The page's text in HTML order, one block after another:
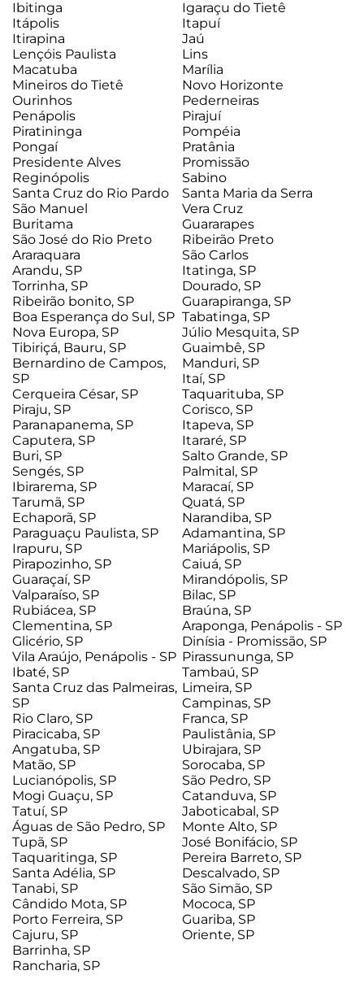
Ibitinga
Igaraçu do Tietê
Itápolis
Itapuí
Itirapina
Jaú
Lençóis Paulista
Lins
Macatuba
Marília
Mineiros do Tietê
Novo Horizonte
Ourinhos
Pederneiras
Penápolis
Pirajuí
Piratininga
Pompéia
Pongaí
Pratânia
Presidente Alves
Promissão
Reginópolis
Sabino
Santa Cruz do Rio Pardo
Santa Maria da Serra
São Manuel
Vera Cruz
Buritama
Guararapes
São José do Rio Preto
Ribeirão Preto
Araraquara
São Carlos
Arandu, SP
Itatinga, SP
Torrinha, SP
Dourado, SP
Ribeirão bonito, SP
Guarapiranga, SP
Boa Esperança do Sul, SP Tabatinga, SP
Nova Europa, SP
Júlio Mesquita, SP
Tibiriçá, Bauru, SP
Guaimbê, SP
Bernardino de Campos,
SP
Manduri, SP
Cerqueira César, SP
Itaí, SP
Piraju, SP
Taquarituba, SP
Paranapanema, SP
Corisco, SP
Caputera, SP
Itapeva, SP
Buri, SP
Itararé, SP
Sengés, SP
Salto Grande, SP
Ibirarema, SP
Palmital, SP
Tarumã, SP
Maracaí, SP
Echaporã, SP
Quatá, SP
Paraguaçu Paulista, SP
Narandiba, SP
Irapuru, SP
Adamantina, SP
Pirapozinho, SP
Mariápolis, SP
Guaraçaí, SP
Caiuá, SP
Valparaíso, SP
Mirandópolis, SP
Rubiácea, SP
Bilac, SP
Clementina, SP
Braúna, SP
Glicério, SP
Araponga, Penápolis - SP
Vila Araújo, Penápolis - SP
Dinísia - Promissão, SP
Ibaté, SP
Pirassununga, SP
Santa Cruz das Palmeiras,
SP
Tambaú, SP
Rio Claro, SP
Limeira, SP
Piracicaba, SP
Campinas, SP
Angatuba, SP
Franca, SP
Matão, SP
Paulistânia, SP
Lucianópolis, SP
Ubirajara, SP
Mogi Guaçu, SP
Sorocaba, SP
Tatuí, SP
São Pedro, SP
Águas de São Pedro, SP
Catanduva, SP
Tupã, SP
Jaboticabal, SP
Taquaritinga, SP
Monte Alto, SP
Santa Adélia, SP
José Bonifácio, SP
Tanabi, SP
Pereira Barreto, SP
Cândido Mota, SP
Descalvado, SP
Porto Ferreira, SP
São Simão, SP
Cajuru, SP
Mococa, SP
Barrinha, SP
Guariba, SP
Rancharia, SP
Oriente, SP